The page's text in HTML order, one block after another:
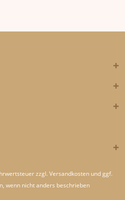
zzgl. Versandkosten und ggf.
wenn nicht anders beschrieben